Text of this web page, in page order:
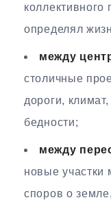
коллективного
определял
между
столичные
дороги,
бедности;
между
новые участки
споров о